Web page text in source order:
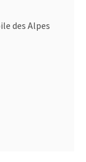
des Alpes